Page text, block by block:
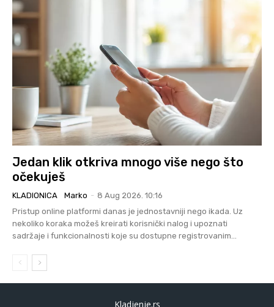
Jedan klik otkriva mnogo više nego što
očekuješ
KLADIONICA Marko - 8 Aug 2026. 10:16
Pristup online platformi danas je jednostavniji nego ikada. Uz
nekoliko koraka možeš kreirati korisnički nalog i upoznati
sadržaje i funkcionalnosti koje su dostupne registrovanim...
Kladjenje.rs